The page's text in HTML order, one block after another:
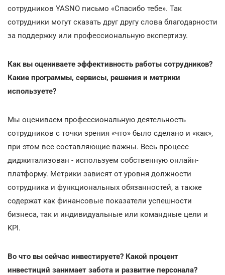
сотрудников YASNO письмо «Спасибо тебе». Так
сотрудники могут сказать друг другу слова благодарности
за поддержку или профессиональную экспертизу.
Как вы оцениваете эффективность работы сотрудников?
Какие программы, сервисы, решения и метрики
используете?
Мы оцениваем профессиональную деятельность
сотрудников с точки зрения «что» было сделано и «как»,
при этом все составляющие важны. Весь процесс
диджитализован - используем собственную онлайн-
платформу. Метрики зависят от уровня должности
сотрудника и функциональных обязанностей, а также
содержат как финансовые показатели успешности
бизнеса, так и индивидуальные или командные цели и
KPI.
Во что вы сейчас инвестируете? Какой процент
инвестиций занимает забота и развитие персонала?